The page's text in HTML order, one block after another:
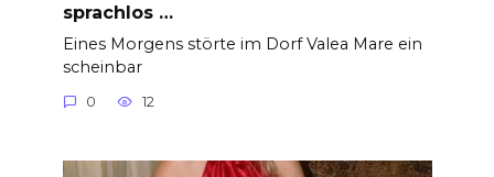
sprachlos …
Eines Morgens störte im Dorf Valea Mare ein
scheinbar
0 12